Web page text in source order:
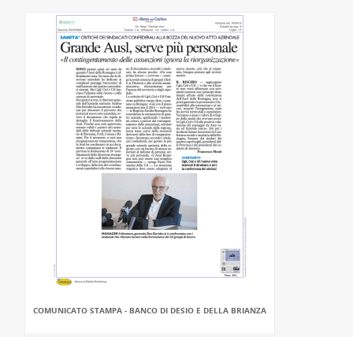
COMUNICATO STAMPA - BANCO DI DESIO E DELLA BRIANZA